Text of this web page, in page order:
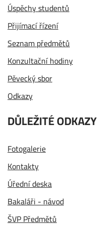
Úspěchy studentů
Přijímací řízení
Seznam předmětů
Konzultační hodiny
Pěvecký sbor
Odkazy
DŮLEŽITÉ ODKAZY
Fotogalerie
Kontakty
Úřední deska
Bakaláři - návod
ŠVP Předmětů